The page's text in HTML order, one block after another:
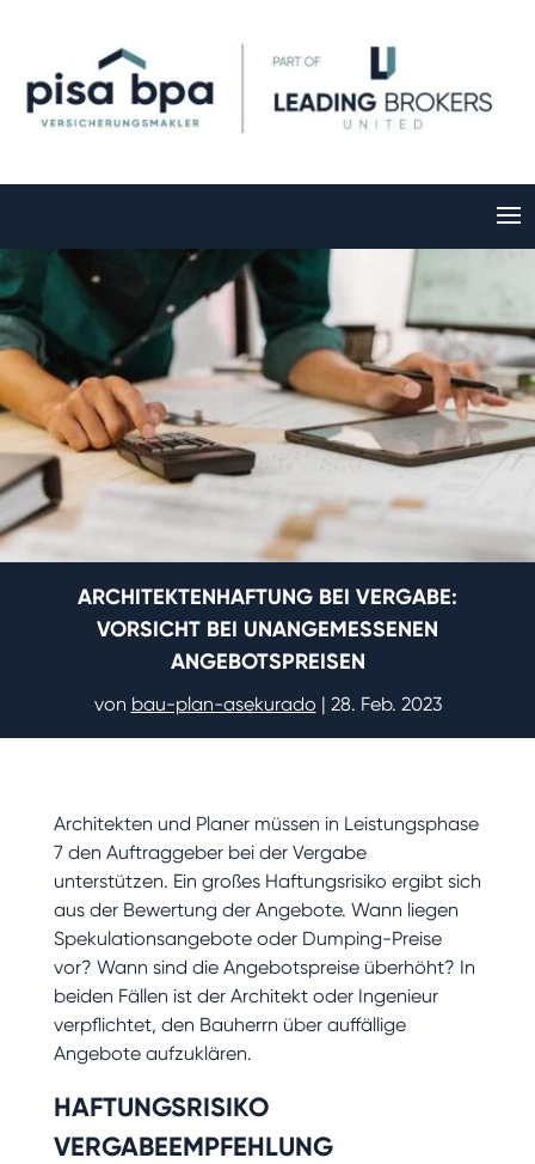
ARCHITEKTENHAFTUNG BEI VERGABE:
VORSICHT BEI UNANGEMESSENEN
ANGEBOTSPREISEN
von bau-plan-asekurado | 28. Feb. 2023
Architekten und Planer müssen in Leistungsphase
7 den Auftraggeber bei der Vergabe
unterstützen. Ein großes Haftungsrisiko ergibt sich
aus der Bewertung der Angebote. Wann liegen
Spekulationsangebote oder Dumping-Preise
vor? Wann sind die Angebotspreise überhöht? In
beiden Fällen ist der Architekt oder Ingenieur
verpflichtet, den Bauherrn über auffällige
Angebote aufzuklären.
HAFTUNGSRISIKO
VERGABEEMPFEHLUNG